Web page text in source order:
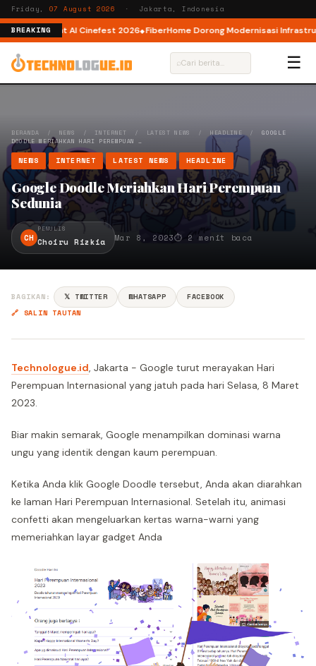
Friday, 07 August 2026 · Jakarta, Indonesia
BREAKING
AI lewat AI Cinefest 2026 FiberHome Dorong Modernisasi
⌕ ☰
BERANDA / NEWS / INTERNET / LATEST NEWS /HEADLINE /GOOGLE
DOODLE MERIAHKAN HARI PEREMPUAN …
NEWS INTERNET LATEST NEWS HEADLINE
Google Doodle Meriahkan Hari Perempuan
Sedunia
CH
PENULIS
Choiru Rizkia Mar 8, 2023⏱ 2 menit baca
BAGIKAN: 𝕏 TWITTER WHATSAPP
FACEBOOK
🔗 SALIN TAUTAN
Technologue.id, Jakarta - Google turut merayakan Hari
Perempuan Internasional yang jatuh pada hari Selasa, 8 Maret
2023.
Biar makin semarak, Google menampilkan dominasi warna
ungu yang identik dengan kaum perempuan.
Ketika Anda klik Google Doodle tersebut, Anda akan diarahkan
ke laman Hari Perempuan Internasional. Setelah itu, animasi
confetti akan mengeluarkan kertas warna-warni yang
memeriahkan layar gadget Anda